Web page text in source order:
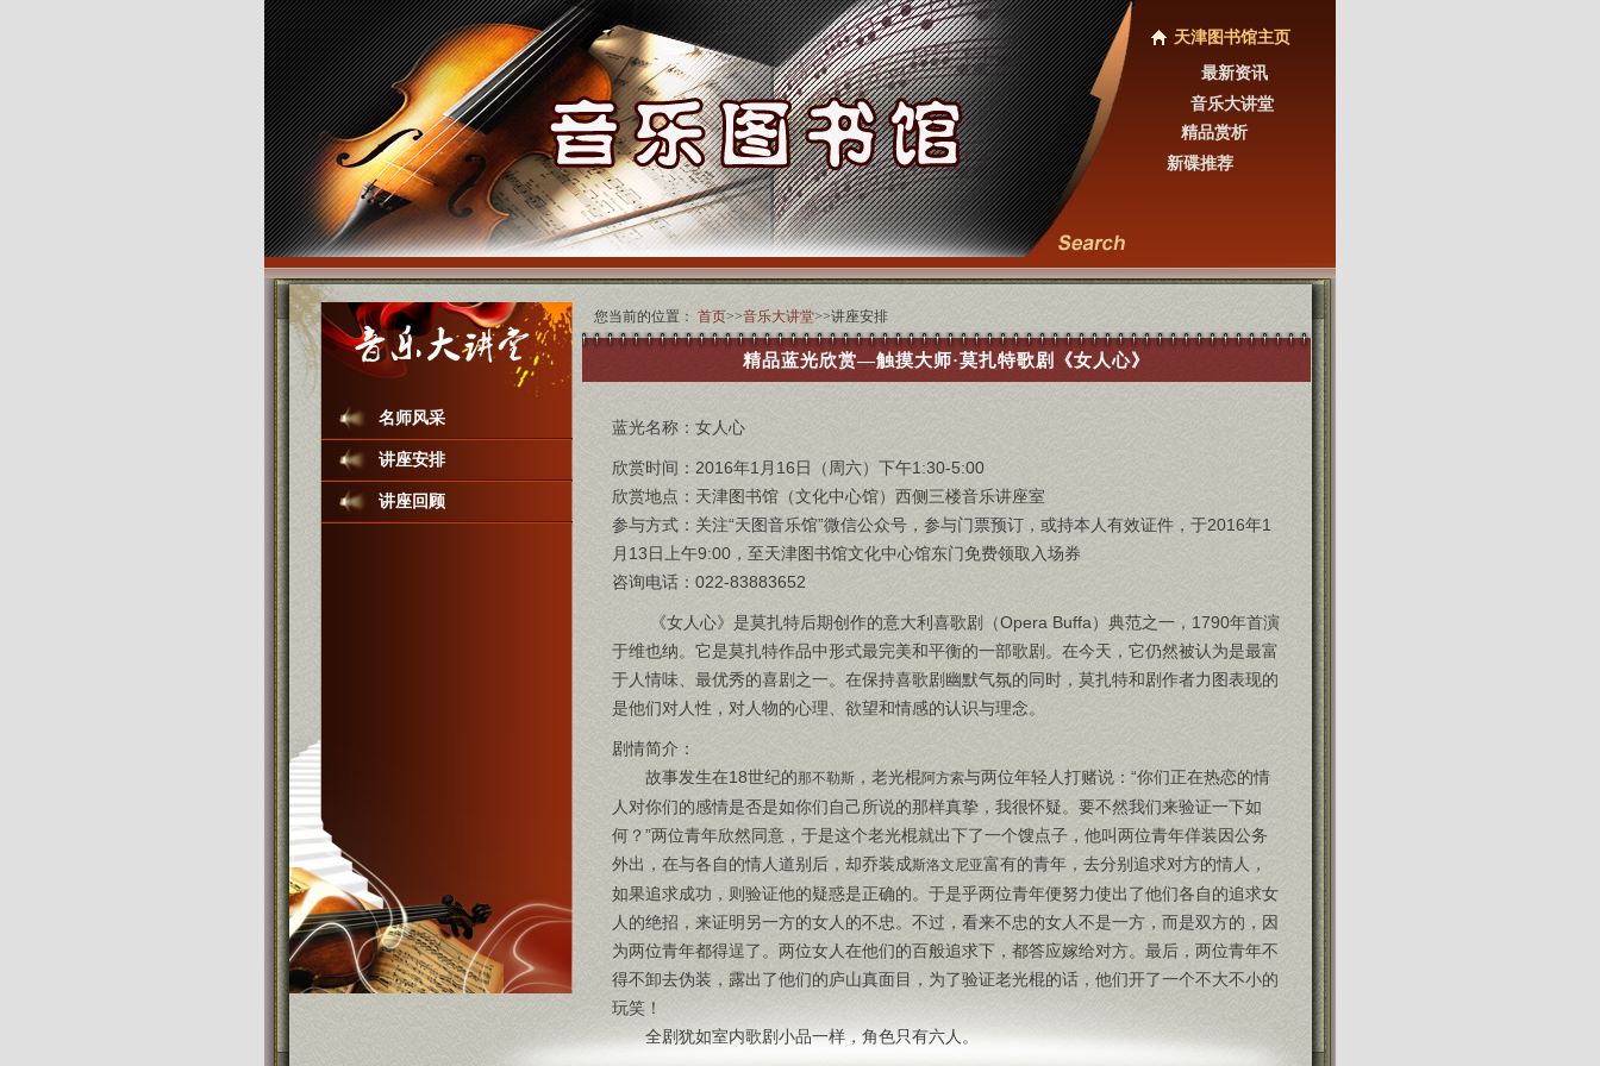
天津图书馆主页
最新资讯
音乐大讲堂
精品赏析
新碟推荐
名师风采
讲座安排
讲座回顾
您当前的位置： 首页>>音乐大讲堂>>讲座安排
精品蓝光欣赏—触摸大师·莫扎特歌剧《女人心》
蓝光名称：女人心
欣赏时间：2016年1月16日（周六）下午1:30-5:00
欣赏地点：天津图书馆（文化中心馆）西侧三楼音乐讲座室
参与方式：关注“天图音乐馆”微信公众号，参与门票预订，或持本人有效证件，于2016年1
月13日上午9:00，至天津图书馆文化中心馆东门免费领取入场券
咨询电话：022-83883652
《女人心》是莫扎特后期创作的意大利喜歌剧（Opera Buffa）典范之一，1790年首演
于维也纳。它是莫扎特作品中形式最完美和平衡的一部歌剧。在今天，它仍然被认为是最富
于人情味、最优秀的喜剧之一。在保持喜歌剧幽默气氛的同时，莫扎特和剧作者力图表现的
是他们对人性，对人物的心理、欲望和情感的认识与理念。
剧情简介：
故事发生在18世纪的那不勒斯 ，老光棍 阿方索与两位年轻人打赌说：“你们正在热恋的情
人对你们的感情是否是如你们自己所说的那样真挚，我很怀疑。要不然我们来验证一下如
何？”两位青年欣然同意，于是这个老光棍就出下了一个馊点子，他叫两位青年佯装因公务
外出，在与各自的情人道别后，却乔装成斯洛文尼亚富有的青年，去分别追求对方的情人，
如果追求成功，则验证他的疑惑是正确的。于是乎两位青年便努力使出了他们各自的追求女
人的绝招，来证明另一方的女人的不忠。不过，看来不忠的女人不是一方，而是双方的，因
为两位青年都得逞了。两位女人在他们的百般追求下，都答应嫁给对方。最后，两位青年不
得不卸去伪装，露出了他们的庐山真面目，为了验证老光棍的话，他们开了一个不大不小的
玩笑！
全剧犹如室内歌剧小品一样，角色只有六人。